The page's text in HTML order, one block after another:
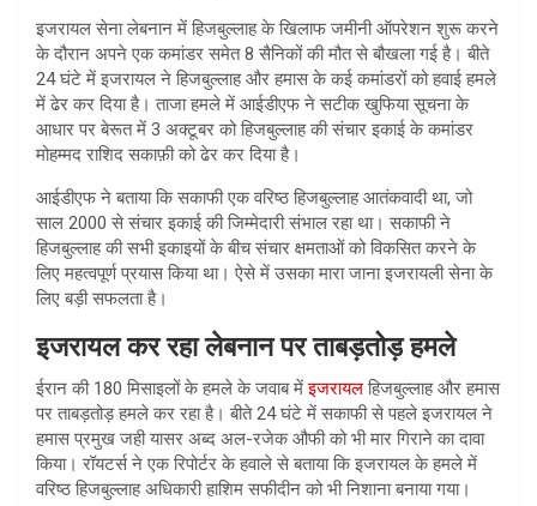
इजरायल सेना लेबनान में हिजबुल्लाह के खिलाफ जमीनी ऑपरेशन शुरू करने
के दौरान अपने एक कमांडर समेत 8 सैनिकों की मौत से बौखला गई है। बीते
24 घंटे में इजरायल ने हिजबुल्लाह और हमास के कई कमांडरों को हवाई हमले
में ढेर कर दिया है। ताजा हमले में आईडीएफ ने सटीक खुफिया सूचना के
आधार पर बेरूत में 3 अक्टूबर को हिजबुल्लाह की संचार इकाई के कमांडर
मोहम्मद राशिद सकाफ़ी को ढेर कर दिया है।
आईडीएफ ने बताया कि सकाफी एक वरिष्ठ हिजबुल्लाह आतंकवादी था, जो
साल 2000 से संचार इकाई की जिम्मेदारी संभाल रहा था। सकाफी ने
हिजबुल्लाह की सभी इकाइयों के बीच संचार क्षमताओं को विकसित करने के
लिए महत्वपूर्ण प्रयास किया था। ऐसे में उसका मारा जाना इजरायली सेना के
लिए बड़ी सफलता है।
इजरायल कर रहा लेबनान पर ताबड़तोड़ हमले
ईरान की 180 मिसाइलों के हमले के जवाब मेंइजरायलहिजबुल्लाह और हमास
पर ताबड़तोड़ हमले कर रहा है। बीते 24 घंटे में सकाफी से पहले इजरायल ने
हमास प्रमुख जही यासर अब्द अल-रजेक औफी को भी मार गिराने का दावा
किया। रॉयटर्स ने एक रिपोर्टर के हवाले से बताया कि इजरायल के हमले में
वरिष्ठ हिजबुल्लाह अधिकारी हाशिम सफीदीन को भी निशाना बनाया गया।